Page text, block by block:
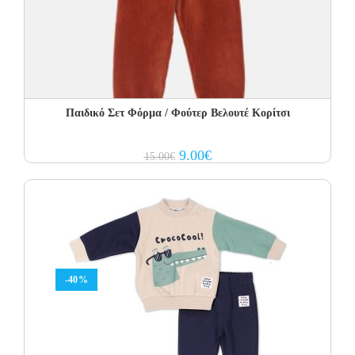
Παιδικό Σετ Φόρμα / Φούτερ Βελουτέ Κορίτσι
15.00€ Original
price
9.00€Current
price
-40%